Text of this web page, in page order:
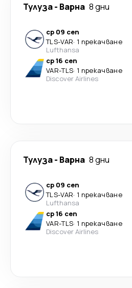
Тулуза- Варна 8 дни
ср 09 сеп
TLS-VAR· 1 прекачване
Lufthansa
ср 16 сеп
VAR-TLS· 1 прекачване
Discover Airlines
Тулуза- Варна 8 дни
ср 09 сеп
TLS-VAR· 1 прекачване
Lufthansa
ср 16 сеп
VAR-TLS· 1 прекачване
Discover Airlines